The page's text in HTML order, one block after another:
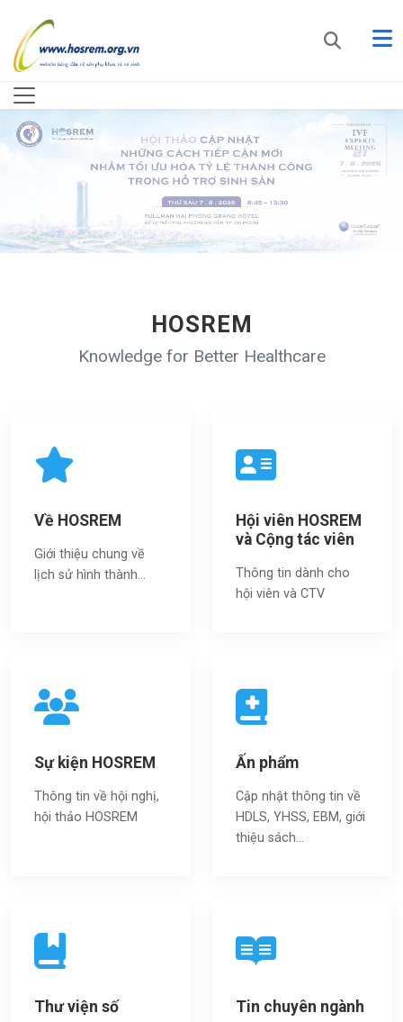
HOSREM
Knowledge for Better Healthcare
Về HOSREM
Giới thiệu chung về
lịch sử hình thành...
Hội viên HOSREM
và Cộng tác viên
Thông tin dành cho
hội viên và CTV
Sự kiện HOSREM
Thông tin về hội nghị,
hội thảo HOSREM
Ấn phẩm
Cập nhật thông tin về
HDLS, YHSS, EBM, giới
thiệu sách…
Thư viện số Tin chuyên ngành